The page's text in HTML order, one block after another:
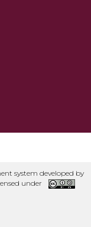
system developed by
under